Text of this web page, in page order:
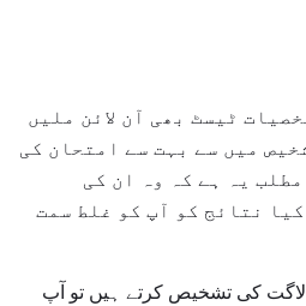
ٹیسٹ بھی آن لائن ملیں
میں سے بہت سے امتحان کی
یہ ہے کہ وہ ان کی
نتائج کو آپ کو غلط سمت
کی تشخیص کرتے ہیں تو آپ